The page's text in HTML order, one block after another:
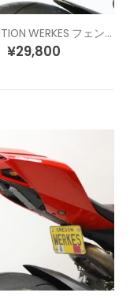
COMPETITION WERKES フェンダーレスキット Daytona675 (13-)
¥29,800